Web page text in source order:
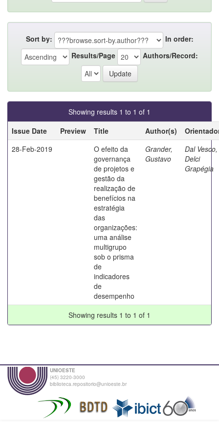
Sort by:
In order:
Results/Page
Authors/Record:
Showing results 1 to 1 of 1
Issue Date
Preview Title Author(s)
28-Feb-2019
O efeito da
governança
de projetos e
gestão da
realização de
benefícios na
estratégia
das
organizações:
uma análise
multigrupo
sob o prisma
de
indicadores
de
desempenho
Grander,
Gustavo
Dal Vesco,
Delci
Grapégia
Showing results 1 to 1 of 1
UNIOESTE
(45) 3220-3000
biblioteca.repositorio@unioeste.br